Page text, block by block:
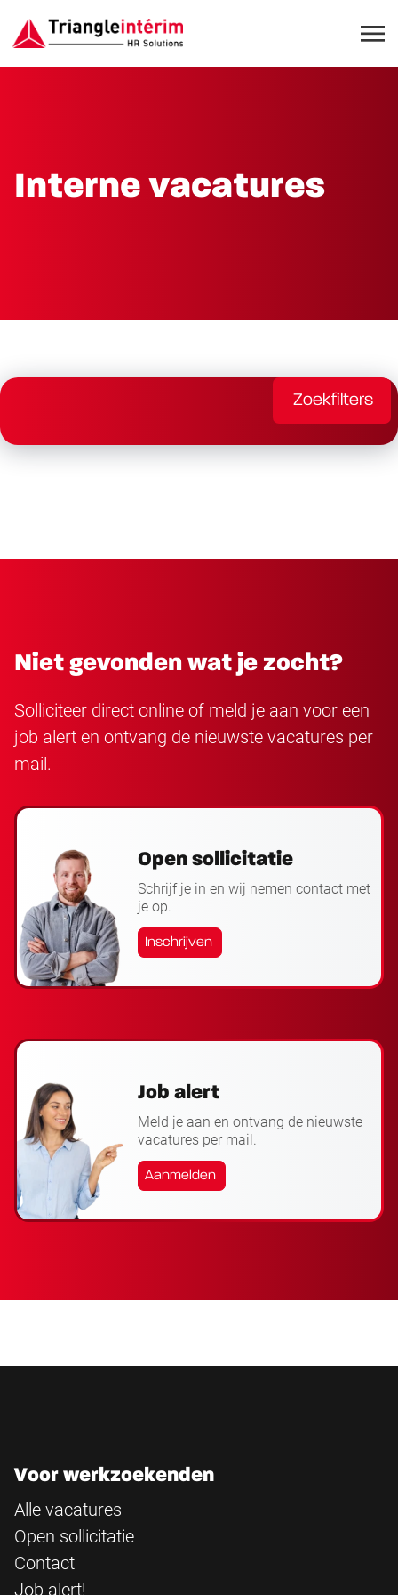
Interne vacatures
Zoekfilters
Niet gevonden wat je zocht?
Solliciteer direct online of meld je aan voor een
job alert en ontvang de nieuwste vacatures per
mail.
Open sollicitatie
Schrijf je in en wij nemen contact met
je op.
Inschrijven
Job alert
Meld je aan en ontvang de nieuwste
vacatures per mail.
Aanmelden
Voor werkzoekenden
Alle vacatures
Open sollicitatie
Contact
Job alert!